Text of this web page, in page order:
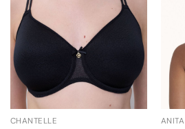
CHANTELLE ANITA